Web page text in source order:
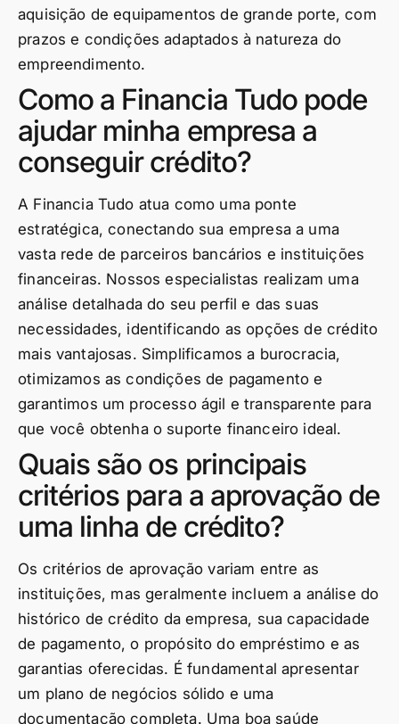
aquisição de equipamentos de grande porte, com
prazos e condições adaptados à natureza do
empreendimento.
Como a Financia Tudo pode
ajudar minha empresa a
conseguir crédito?
A Financia Tudo atua como uma ponte
estratégica, conectando sua empresa a uma
vasta rede de parceiros bancários e instituições
financeiras. Nossos especialistas realizam uma
análise detalhada do seu perfil e das suas
necessidades, identificando as opções de crédito
mais vantajosas. Simplificamos a burocracia,
otimizamos as condições de pagamento e
garantimos um processo ágil e transparente para
que você obtenha o suporte financeiro ideal.
Quais são os principais
critérios para a aprovação de
uma linha de crédito?
Os critérios de aprovação variam entre as
instituições, mas geralmente incluem a análise do
histórico de crédito da empresa, sua capacidade
de pagamento, o propósito do empréstimo e as
garantias oferecidas. É fundamental apresentar
um plano de negócios sólido e uma
documentação completa. Uma boa saúde